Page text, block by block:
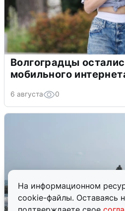
На информационном
cookie-файлы. Оставаясь
Волгоградцы
мобильного
6 августа 0